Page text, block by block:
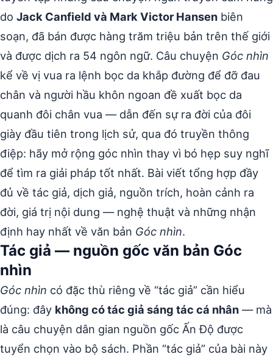
do Jack Canfield và Mark Victor Hansen biên
soạn, đã bán được hàng trăm triệu bản trên thế giới
và được dịch ra 54 ngôn ngữ. Câu chuyện Góc nhìn
kể về vị vua ra lệnh bọc da khắp đường để đỡ đau
chân và người hầu khôn ngoan đề xuất bọc da
quanh đôi chân vua — dẫn đến sự ra đời của đôi
giày đầu tiên trong lịch sử, qua đó truyền thông
điệp: hãy mở rộng góc nhìn thay vì bó hẹp suy nghĩ
để tìm ra giải pháp tốt nhất. Bài viết tổng hợp đầy
đủ về tác giả, dịch giả, nguồn trích, hoàn cảnh ra
đời, giá trị nội dung — nghệ thuật và những nhận
định hay nhất về văn bản Góc nhìn.
Tác giả — nguồn gốc văn bản Góc
nhìn
Góc nhìn có đặc thù riêng về “tác giả” cần hiểu
đúng: đây không có tác giả sáng tác cá nhân — mà
là câu chuyện dân gian nguồn gốc Ấn Độ được
tuyển chọn vào bộ sách. Phần “tác giả” của bài này